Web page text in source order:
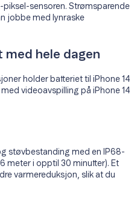
sensoren. Strømsparende
jobbe med lynraske
med hele dagen
holder batteriet til iPhone 14
videoavspilling på iPhone 14
støvbestanding med en IP68-
meter i opptil 30 minutter). Et
varmereduksjon, slik at du